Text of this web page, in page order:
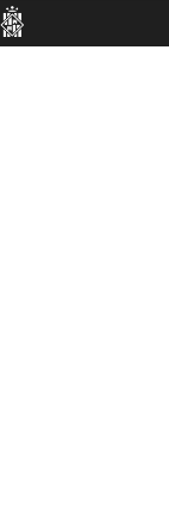
Consell